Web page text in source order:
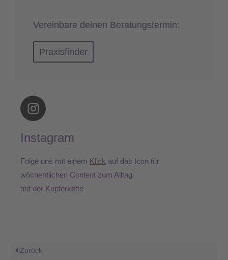
Vereinbare deinen Beratungstermin:
Praxisfinder
I
n
t
g
r
a
Instagram
Folge uns mit einem Klick auf das Icon für
wöchentlichen Content zum Alltag
mit der Kupferkette
Zurück